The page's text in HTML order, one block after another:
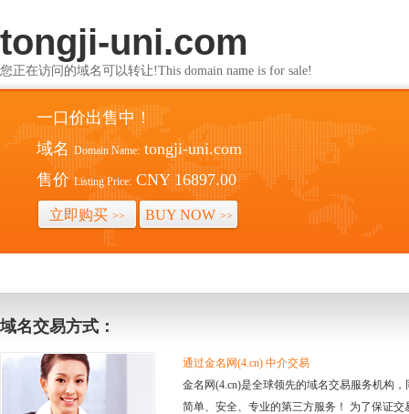
tongji-uni.com
您正在访问的域名可以转让!This domain name is for sale!
一口价出售中！
域名 Domain Name: tongji-uni.com
售价 Listing Price: CNY 16897.00
立即购买 >> BUY NOW >>
域名交易方式：
通过金名网(4.cn) 中介交易
金名网(4.cn)是全球领先的域名交易服务机构
简单、安全、专业的第三方服务！ 为了保证